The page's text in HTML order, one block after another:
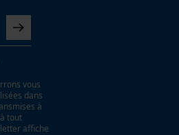
vous
dans
à
tout
affiche